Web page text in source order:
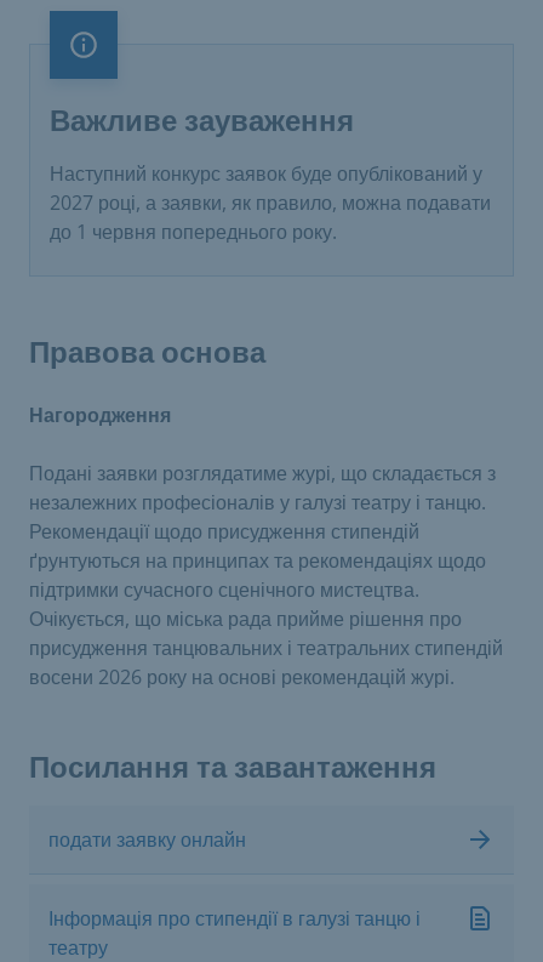
Важливе зауваження
Важливе зауваження
Наступний конкурс заявок буде опублікований у
2027 році, а заявки, як правило, можна подавати
до 1 червня попереднього року.
Правова основа
Нагородження
Подані заявки розглядатиме журі, що складається з
незалежних професіоналів у галузі театру і танцю.
Рекомендації щодо присудження стипендій
ґрунтуються на принципах та рекомендаціях щодо
підтримки сучасного сценічного мистецтва.
Очікується, що міська рада прийме рішення про
присудження танцювальних і театральних стипендій
восени 2026 року на основі рекомендацій журі.
Посилання та завантаження
подати заявку онлайн
Інформація про стипендії в галузі танцю і
театру